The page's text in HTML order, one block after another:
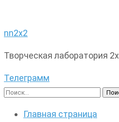
nn2x2
Творческая лаборатория
Телеграмм
Найти:
Главная страница